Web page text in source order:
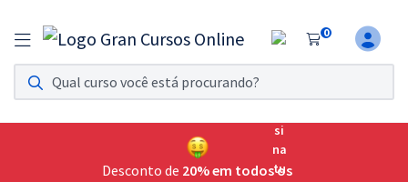
0
Assinatura Ilimitada 11
Acesso a todos os cursos. Teste grátis por 7 dias!
Assinatura OAB Até Passar
Acesso ilimitado a toda preparação para o Exame da
Desconto de 20% em todos os